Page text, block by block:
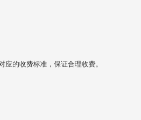
的收费标准，保证合理收费。